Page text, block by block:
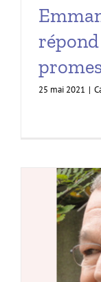
25 mai 2021 |